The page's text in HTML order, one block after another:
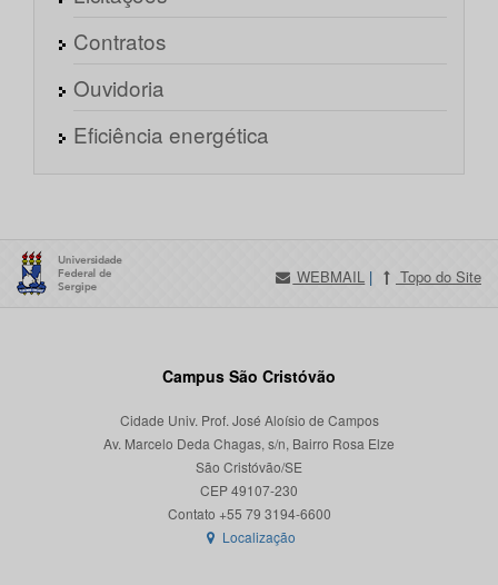
Contratos
Ouvidoria
Eficiência energética
WEBMAIL | Topo do Site
Campus São Cristóvão
Cidade Univ. Prof. José Aloísio de Campos
Av. Marcelo Deda Chagas, s/n, Bairro Rosa Elze
São Cristóvão/SE
CEP 49107-230
Localização